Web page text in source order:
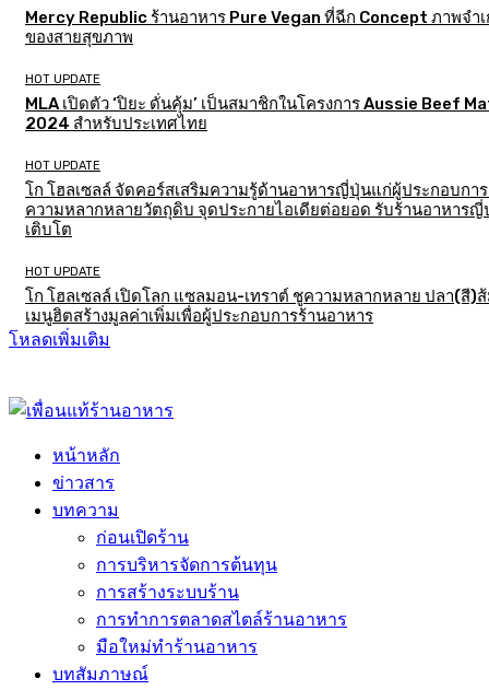
Mercy Republic ร้านอาหาร Pure Vegan ที่ฉีก Concept ภาพจำเ
ของสายสุขภาพ
HOT UPDATE
MLA เปิดตัว ‘ปิยะ ดั่นคุ้ม’ เป็นสมาชิกในโครงการ Aussie Beef
2024 สำหรับประเทศไทย
HOT UPDATE
โก โฮลเซลล์ จัดคอร์สเสริมความรู้ด้านอาหารญี่ปุ่นแก่ผู้ประกอบกา
ความหลากหลายวัตถุดิบ จุดประกายไอเดียต่อยอด รับร้านอาหาร
เติบโต
HOT UPDATE
โก โฮลเซลล์ เปิดโลก แซลมอน-เทราต์ ชูความหลากหลาย ปลา(สี)
เมนูฮิตสร้างมูลค่าเพิ่มเพื่อผู้ประกอบการร้านอาหาร
โหลดเพิ่มเติม
หน้าหลัก
ข่าวสาร
บทความ
ก่อนเปิดร้าน
การบริหารจัดการต้นทุน
การสร้างระบบร้าน
การทำการตลาดสไตล์ร้านอาหาร
มือใหม่ทำร้านอาหาร
บทสัมภาษณ์